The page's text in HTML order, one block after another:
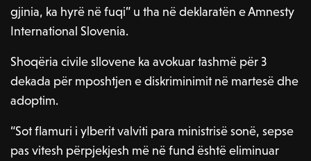
gjinia, ka hyrë në fuqi” u tha në deklaratën e Amnesty
International Slovenia.
Shoqëria civile sllovene ka avokuar tashmë për 3
dekada për mposhtjen e diskriminimit në martesë dhe
adoptim.
“Sot flamuri i ylberit valviti para ministrisë sonë, sepse
pas vitesh përpjekjesh më në fund është eliminuar